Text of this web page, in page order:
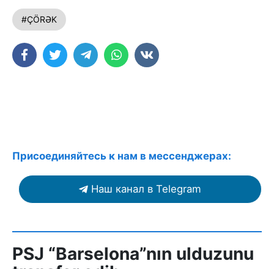
#ÇÖRƏK
Присоединяйтесь к нам в мессенджерах:
Наш канал в Telegram
PSJ “Barselona”nın ulduzunu